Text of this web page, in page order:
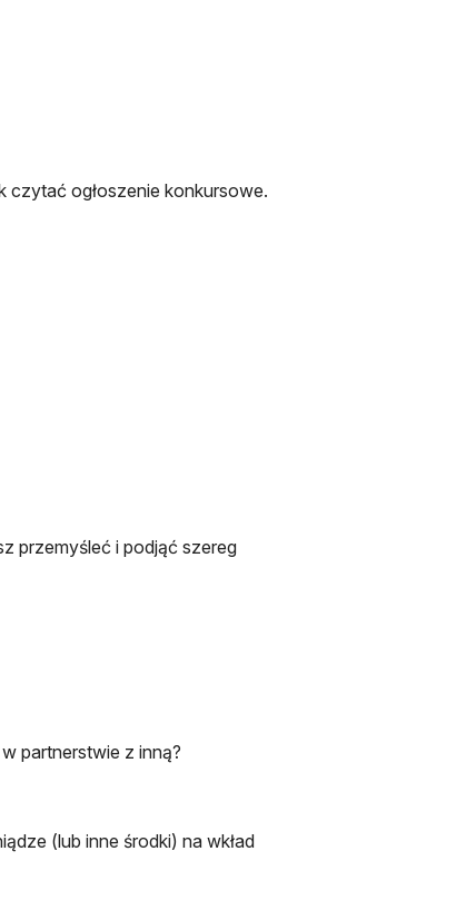
czytać ogłoszenie konkursowe.
przemyśleć i podjąć szereg
partnerstwie z inną?
(lub inne środki) na wkład